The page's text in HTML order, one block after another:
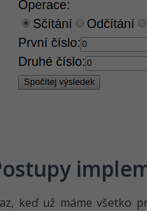
keď už máme všetko